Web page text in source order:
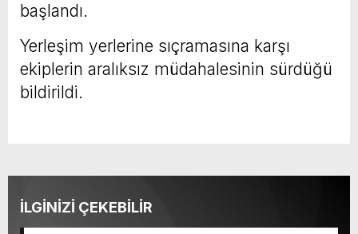
başlandı.
Yerleşim yerlerine sıçramasına karşı
ekiplerin aralıksız müdahalesinin sürdüğü
bildirildi.
İLGİNİZİ ÇEKEBİLİR